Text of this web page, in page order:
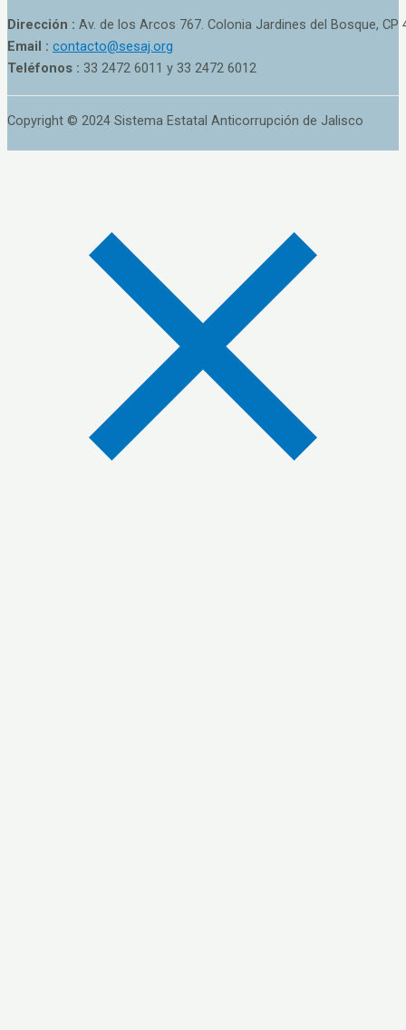
Dirección : Av. de los Arcos 767. Colonia Jardines del Bosque, CP
Email : contacto@sesaj.org
Teléfonos : 33 2472 6011 y 33 2472 6012
Copyright © 2024 Sistema Estatal Anticorrupción de Jalisco